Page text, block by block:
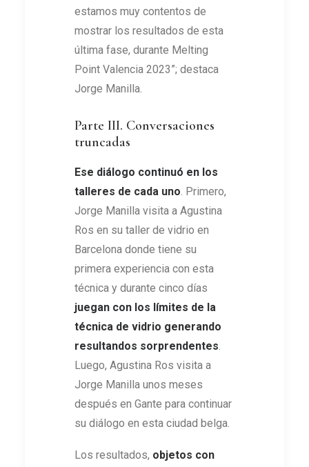
estamos muy contentos de
mostrar los resultados de esta
última fase, durante Melting
Point Valencia 2023”; destaca
Jorge Manilla.
Parte III. Conversaciones
truncadas
Ese diálogo continuó en los
talleres de cada uno. Primero,
Jorge Manilla visita a Agustina
Ros en su taller de vidrio en
Barcelona donde tiene su
primera experiencia con esta
técnica y durante cinco días
juegan con los límites de la
técnica de vidrio generando
resultandos sorprendentes.
Luego, Agustina Ros visita a
Jorge Manilla unos meses
después en Gante para continuar
su diálogo en esta ciudad belga.
Los resultados, objetos con